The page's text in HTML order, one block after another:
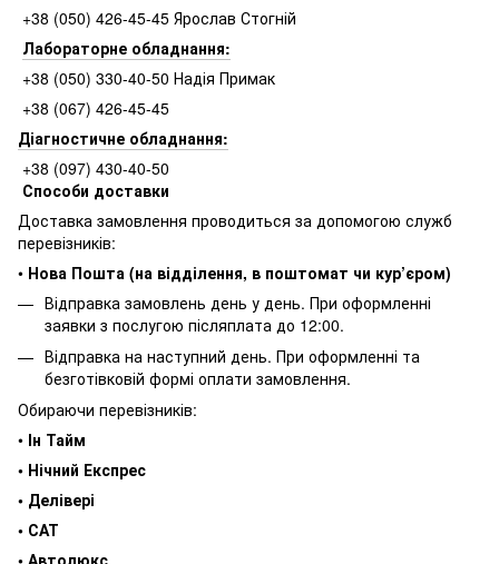
+38 (050) 426-45-45 Ярослав Стогній
Лабораторне обладнання:
+38 (050) 330-40-50 Надія Примак
+38 (067) 426-45-45
Діагностичне обладнання:
+38 (097) 430-40-50
Способи доставки
Доставка замовлення проводиться за допомогою служб
перевізників:
• Нова Пошта (на відділення, в поштомат чи кур’єром)
Відправка замовлень день у день. При оформленні
заявки з послугою післяплата до 12:00.
Відправка на наступний день. При оформленні та
безготівковій формі оплати замовлення.
Обираючи перевізників:
• Ін Тайм
• Нічний Експрес
• Делівері
• САТ